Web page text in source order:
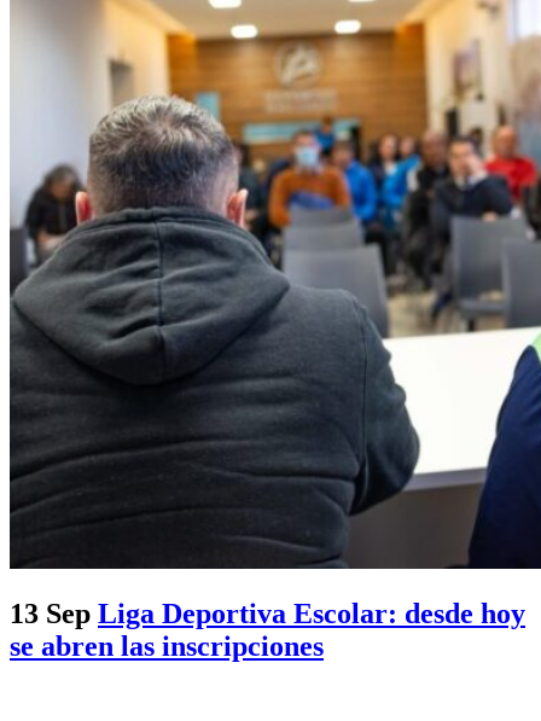
13 Sep Liga Deportiva Escolar: desde hoy
se abren las inscripciones